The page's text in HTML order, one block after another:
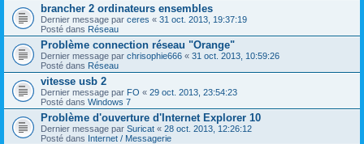
brancher 2 ordinateurs ensembles
Dernier message par ceres « 31 oct. 2013, 19:37:19
Posté dans Réseau
Problème connection réseau "Orange"
Dernier message par chrisophie666 « 31 oct. 2013, 10:59:26
Posté dans Réseau
vitesse usb 2
Dernier message par FO « 29 oct. 2013, 23:54:23
Posté dans Windows 7
Problème d'ouverture d'Internet Explorer 10
Dernier message par Suricat « 28 oct. 2013, 12:26:12
Posté dans Internet / Messagerie